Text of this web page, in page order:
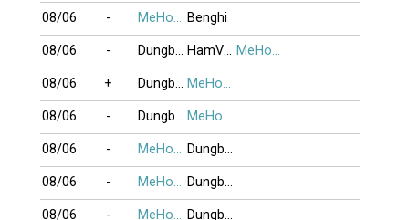
08/06 - MeHonTran Benghi
08/06 - Dungbuonnha HamVui1 MeHonTran
08/06 + Dungbuonnha MeHonTran
08/06 - Dungbuonnha MeHonTran
08/06 - MeHonTran Dungbuonnha
08/06 - MeHonTran Dungbuonnha
08/06 - MeHonTran Dungbuonnha